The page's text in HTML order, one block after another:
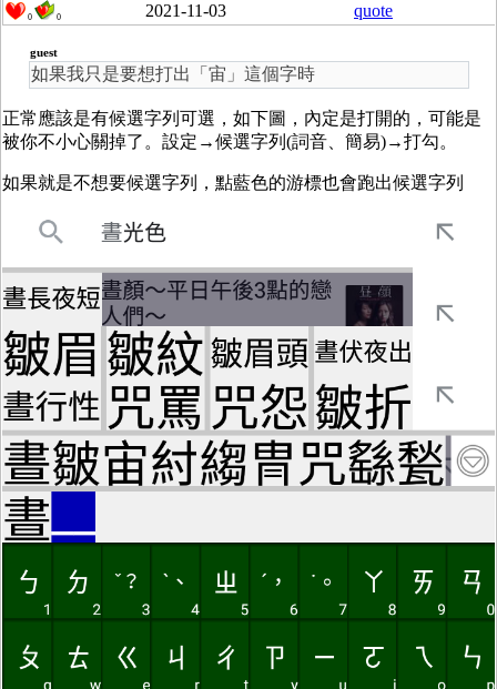
0 0 2021-11-03 quote
guest
如果我只是要想打出「宙」這個字時
正常應該是有候選字列可選，如下圖，內定是打開的，可能是
被你不小心關掉了。設定→候選字列(詞音、簡易)→打勾。
如果就是不想要候選字列，點藍色的游標也會跑出候選字列